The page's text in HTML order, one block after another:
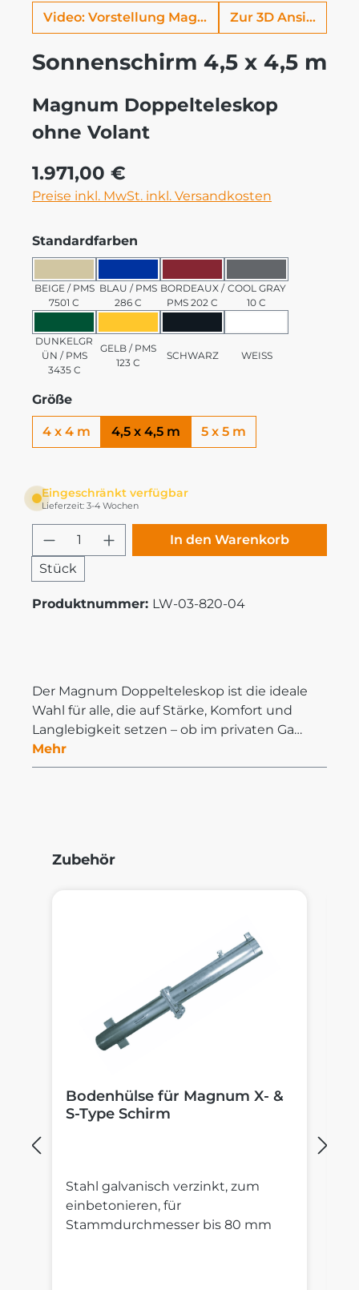
Video: Vorstellung Magnum Zur 3D Ansicht
Sonnenschirm 4,5 x 4,5 m
Magnum Doppelteleskop
ohne Volant
Regulärer Preis:
1.971,00 €
Preise inkl. MwSt. inkl. Versandkosten
Standardfarben
BEIGE / PMS 7501 C
BEIGE / PMS
7501 C
BLAU / PMS 286 C
BLAU / PMS
286 C
BORDEAUX / PMS 202 C
BORDEAUX /
PMS 202 C
COOL GRAY 10 C
COOL GRAY
10 C
DUNKELGRÜN / PMS 3435 C
DUNKELGR
ÜN / PMS
3435 C
GELB / PMS 123 C
GELB / PMS
123 C
SCHWARZ
SCHWARZ
WEISS
WEISS
Größe
4 x 4 m 4,5 x 4,5 m 5 x 5 m
Eingeschränkt verfügbar
Lieferzeit: 3-4 Wochen
Produkt Anzahl: Gib den
Stück
In den Warenkorb
Produktnummer: LW-03-820-04
Der Magnum Doppelteleskop ist die ideale
Wahl für alle, die auf Stärke, Komfort und
Langlebigkeit setzen – ob im privaten Ga…
Mehr
Produktgalerie überspringen
Zubehör
Bodenhülse für Magnum X- &
S-Type Schirm
Stahl galvanisch verzinkt, zum
einbetonieren, für
Stammdurchmesser bis 80 mm